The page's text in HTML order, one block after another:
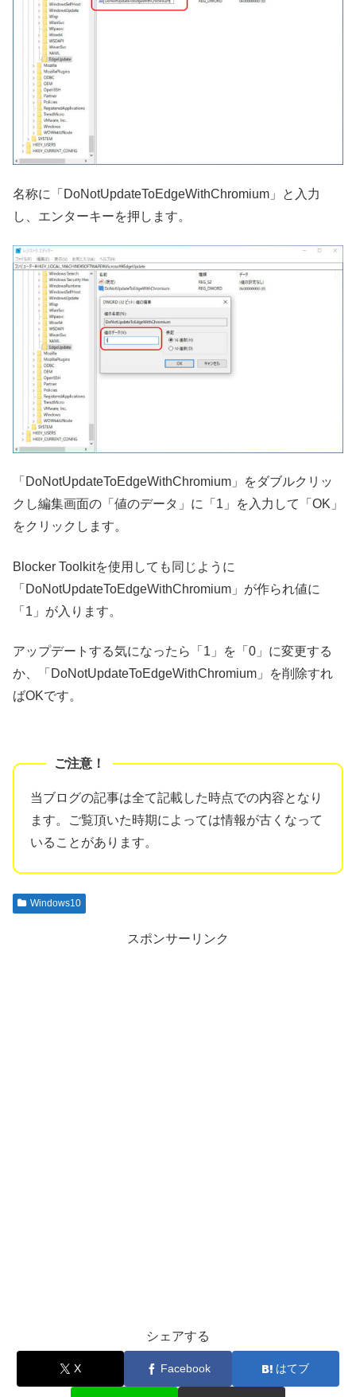
名称に「DoNotUpdateToEdgeWithChromium」と入力
し、エンターキーを押します。
「DoNotUpdateToEdgeWithChromium」をダブルクリッ
クし編集画面の「値のデータ」に「1」を入力して「OK」
をクリックします。
Blocker Toolkitを使用しても同じように
「DoNotUpdateToEdgeWithChromium」が作られ値に
「1」が入ります。
アップデートする気になったら「1」を「0」に変更する
か、「DoNotUpdateToEdgeWithChromium」を削除すれ
ばOKです。
当ブログの記事は全て記載した時点での内容となり
ます。ご覧頂いた時期によっては情報が古くなって
いることがあります。
Windows10
スポンサーリンク
シェアする
X Facebook はてブ